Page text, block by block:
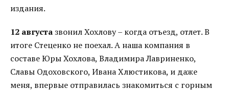
издания.
12 августазвонил Хохлову – когда отъезд, отлет. В
итоге Стеценко не поехал. А наша компания в
составе Юры Хохлова, Владимира Лавриненко,
Славы Одоховского, Ивана Хлюстикова, и даже
меня, впервые отправилась знакомиться с горным